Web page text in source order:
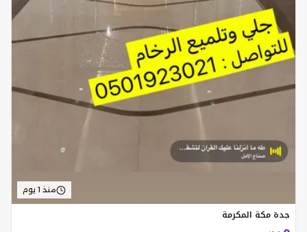
منذ 1 يوم
جدة مكة المكرمة